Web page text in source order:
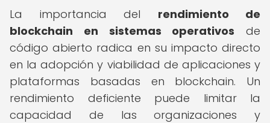
La importancia del rendimiento de
blockchain en sistemas operativos de
código abierto radica en su impacto directo
en la adopción y viabilidad de aplicaciones y
plataformas basadas en blockchain. Un
rendimiento deficiente puede limitar la
capacidad de las organizaciones y